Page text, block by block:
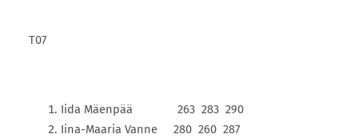
T07
Iida Mäenpää 263 283 290
Iina-Maaria Vanne 280 260 287